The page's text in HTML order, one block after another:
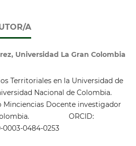
A
Universidad La Gran Colombia
Territoriales en la Universidad de
Nacional de Colombia.
Minciencias Docente investigador
Colombia. ORCID:
0484-0253